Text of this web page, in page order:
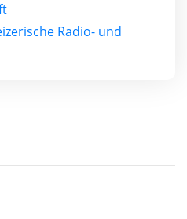
Radio- und